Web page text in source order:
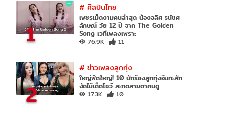
1
# ศิลปินไทย
เพชรเม็ดงามคนล่าสุด น้องอลิศ ธนัชศ
ลักษณ์ วัย 12 ปี จาก The Golden
Song เวทีเพลงเพราะ
76.9K 11
2
# ข่าวเพลงลูกทุ่ง
ใหญ่ฟัดใหญ่! 10 นักร้องลูกทุ่งอึ๋มทะลัก
งัดไม้เด็ดโชว์ สะกดสายตาคนดู
17.3K 10